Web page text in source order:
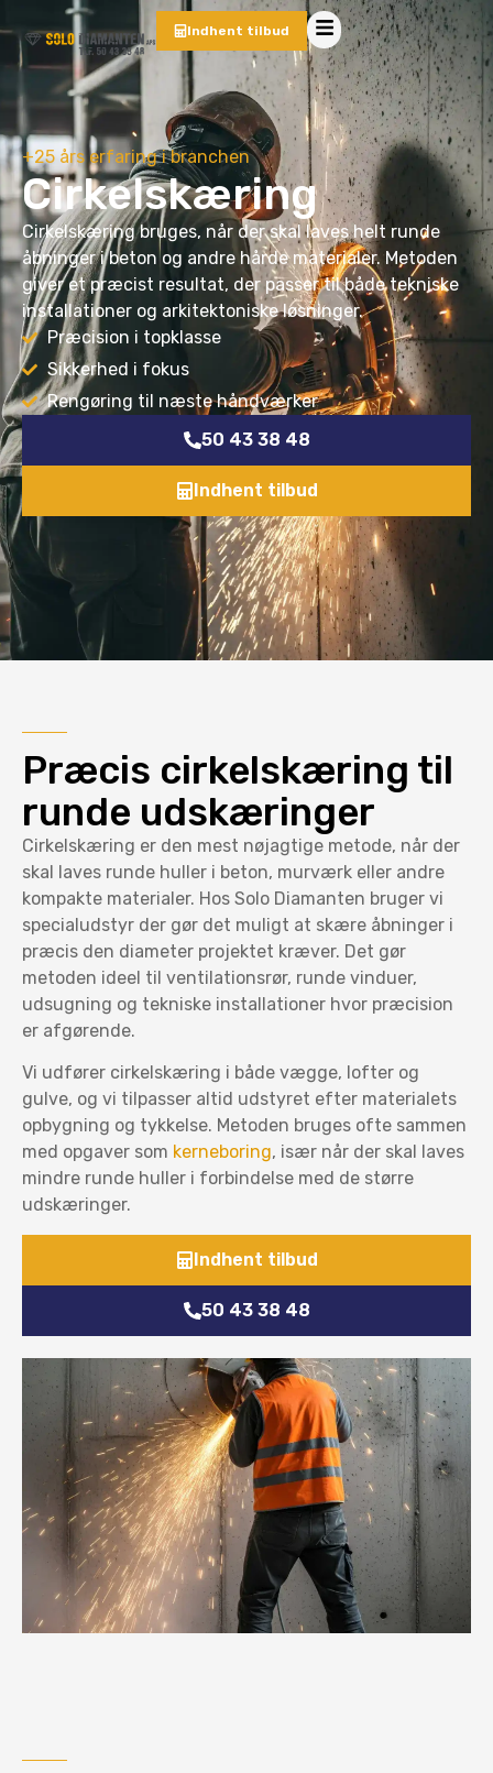
Indhent tilbud
+25 års erfaring i branchen
Cirkelskæring
Cirkelskæring bruges, når der skal laves helt runde
åbninger i beton og andre hårde materialer. Metoden
giver et præcist resultat, der passer til både tekniske
installationer og arkitektoniske løsninger.
Præcision i topklasse
Sikkerhed i fokus
Rengøring til næste håndværker
50 43 38 48
Indhent tilbud
Præcis cirkelskæring til
runde udskæringer
Cirkelskæring er den mest nøjagtige metode, når der
skal laves runde huller i beton, murværk eller andre
kompakte materialer. Hos Solo Diamanten bruger vi
specialudstyr der gør det muligt at skære åbninger i
præcis den diameter projektet kræver. Det gør
metoden ideel til ventilationsrør, runde vinduer,
udsugning og tekniske installationer hvor præcision
er afgørende.
Vi udfører cirkelskæring i både vægge, lofter og
gulve, og vi tilpasser altid udstyret efter materialets
opbygning og tykkelse. Metoden bruges ofte sammen
med opgaver som kerneboring, især når der skal laves
mindre runde huller i forbindelse med de større
udskæringer.
Indhent tilbud
50 43 38 48